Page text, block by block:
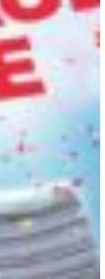
Afrika
Severná Amerika
Južná Amerika
and Herzegovina
služba
800 333 456